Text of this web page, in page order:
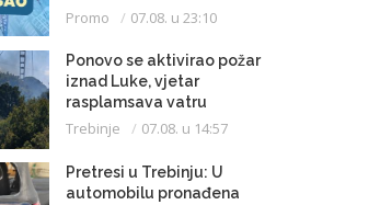
gradilišta
Promo 07.08. u 23:10
Ponovo se aktivirao požar
iznad Luke, vjetar
rasplamsava vatru
Trebinje 07.08. u 14:57
Pretresi u Trebinju: U
automobilu pronađena